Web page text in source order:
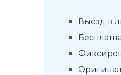
Выезд в